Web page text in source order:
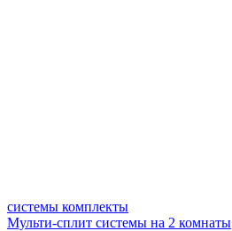
системы комплекты
Мульти-сплит системы на 2 комнаты